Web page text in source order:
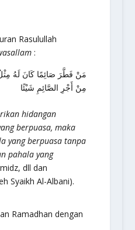
Rasulullah
:
مَنْ فَطَّرَ صَائِمًا كَانَ لَهُ
مِنْ أَجْرِ الصَّائِمِ شَيْئًا
hidangan
berpuasa, maka
yang berpuasa tanpa
pahala yang
dll dan
Syaikh Al-Albani).
Ramadhan dengan